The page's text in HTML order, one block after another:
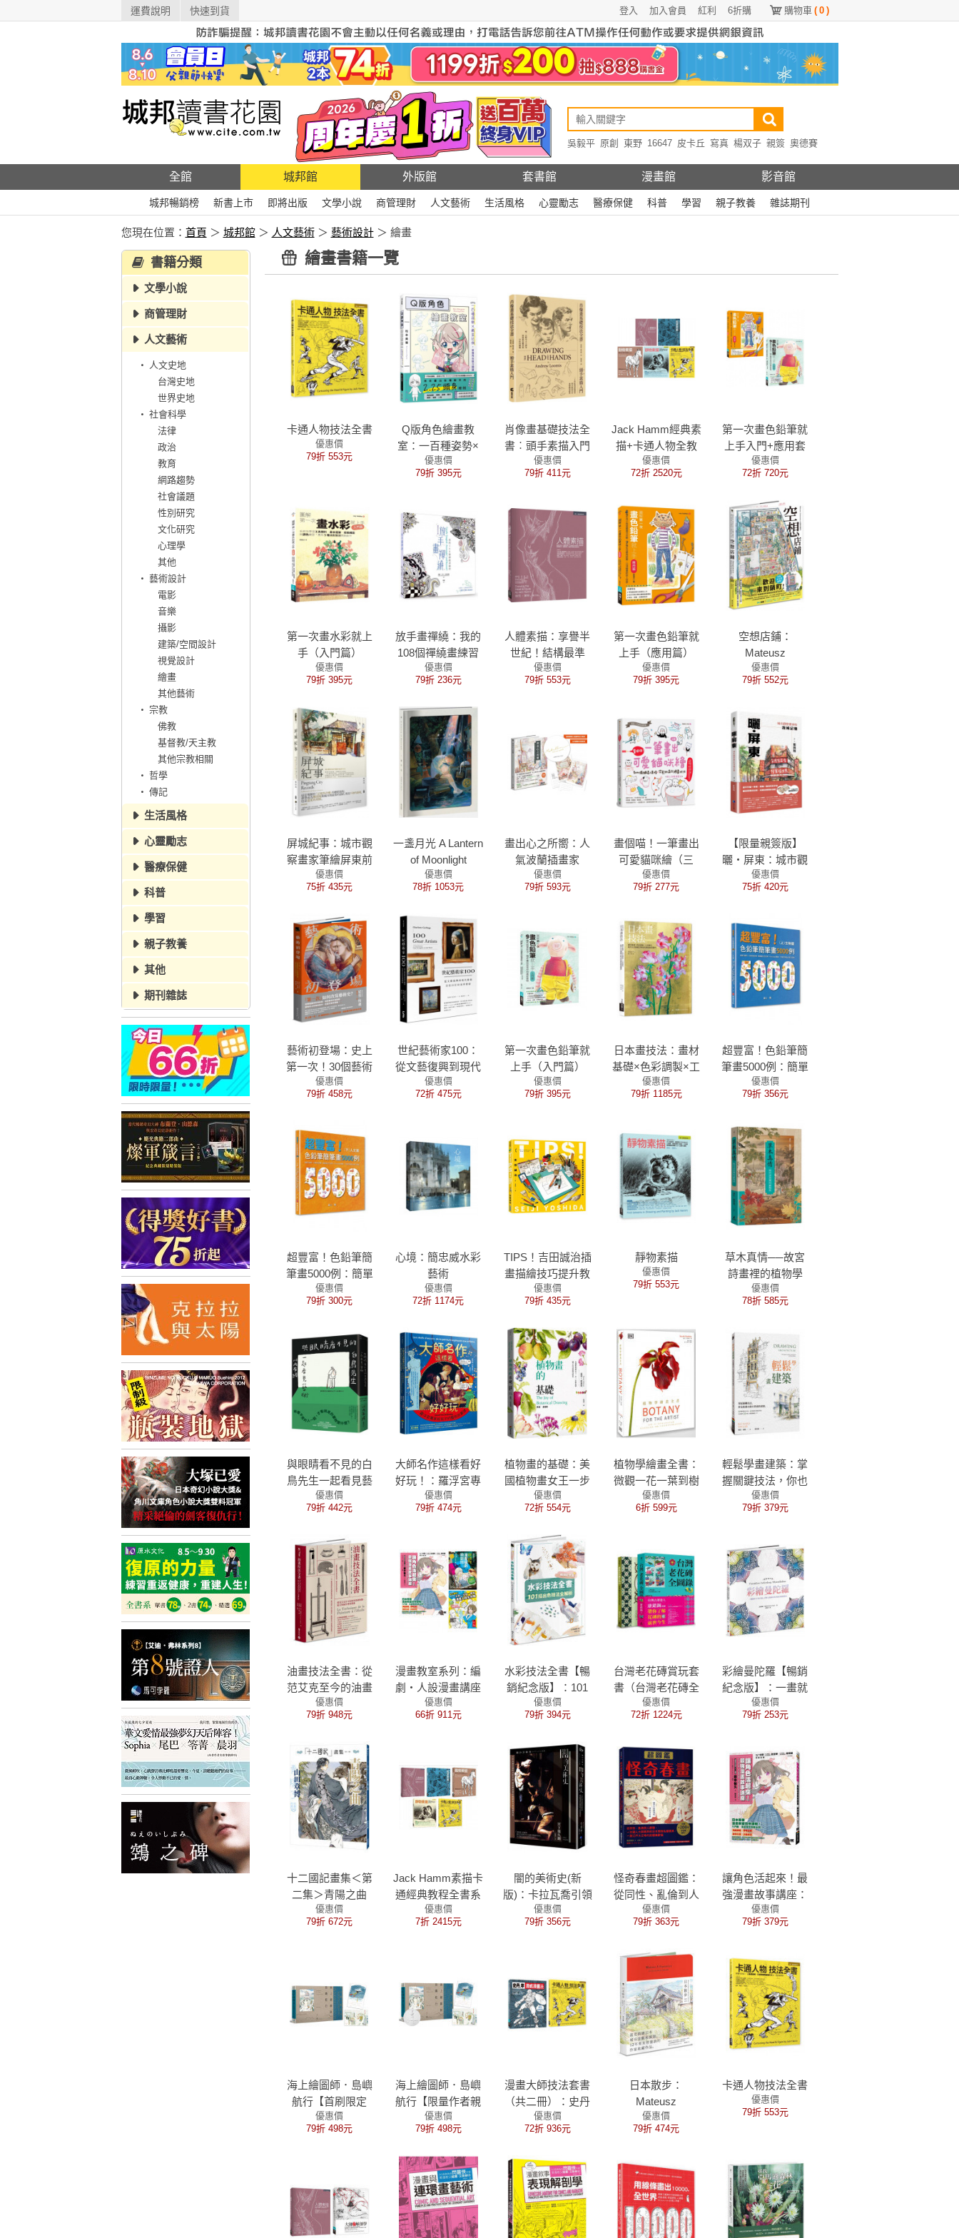
運費說明 快速到貨 購物車 ( 0 )
6折購
紅利
加入會員
登入
吳毅平 原創 東野 16647 皮卡丘 寫真 楊双子 親簽 奧德賽
全館 城邦館 外版館 套書館 漫畫館 影音館
城邦暢銷榜 新書上市 即將出版 文學小說 商管理財 人文藝術 生活風格 心靈勵志 醫療保健 科普 學習 親子教養 雜誌期刊
您現在位置： 首頁 ＞ 城邦館＞ 人文藝術＞ 藝術設計＞ 繪畫
書籍分類
文學小說
商管理財
人文藝術
人文史地
台灣史地
世界史地
社會科學
法律
政治
教育
網路趨勢
社會議題
性別研究
文化研究
心理學
其他
藝術設計
電影
音樂
攝影
建築/空間設計
視覺設計
繪畫
其他藝術
宗教
佛教
基督教/天主教
其他宗教相關
哲學
傳記
生活風格
心靈勵志
醫療保健
科普
學習
親子教養
其他
期刊雜誌
繪畫書籍一覽
卡通人物技法全書
優惠價
79折 553元
Q版角色繪畫教
室：一百種姿勢×
黃金比例，掌握角
色魅力關鍵
優惠價
79折 395元
肖像畫基礎技法全
書︰頭手素描入門
【人物素描學習者
必備的經典指南】
優惠價
79折 411元
Jack Hamm經典素
描+卡通人物全教
程（共五冊）：人
體素描+風景素描
描+卡通人物技法
全書
優惠價
72折 2520元
第一次畫色鉛筆就
上手入門+應用套
書（共二冊）：畫
色鉛筆入門篇+畫
優惠價
72折 720元
第一次畫水彩就上
手（入門篇）
優惠價
79折 395元
放手畫禪繞：我的
108個禪繞畫練習
【暢銷紀念版】
優惠價
79折 236元
人體素描：享譽半
世紀！結構最準
確、形神最到位的
經典人像畫教程，
的全套技法
優惠價
79折 553元
第一次畫色鉛筆就
上手（應用篇）
優惠價
79折 395元
空想店鋪：
Mateusz
Urbanowicz 手繪
作品集III
優惠價
79折 552元
屏城紀事：城市觀
察畫家筆繪屏東前
世今生
優惠價
75折 435元
一盞月光 A Lantern
of Moonlight
優惠價
78折 1053元
畫出心之所嚮：人
氣波蘭插畫家
Mateusz
Urbanowicz 的創
隨書贈暖心插畫明
信片兩款）
優惠價
79折 593元
畫個喵！一筆畫出
可愛貓咪繪（三
版）：2000張貓星
人表情X姿態的萌
優惠價
79折 277元
【限量親簽版】
曬‧屏東：城市觀
察畫家的我城記憶
優惠價
75折 420元
藝術初登場：史上
第一次！30個藝術
史上的開創時刻，
改變我們看世界的
優惠價
79折 458元
世紀藝術家100：
從文藝復興到現代
藝術，百位巨匠的
美學探索
優惠價
72折 475元
第一次畫色鉛筆就
上手（入門篇）
優惠價
79折 395元
日本畫技法：畫材
基礎×色彩調製×工
序著色，創作日式
優雅又時尚的貴族
優惠價
79折 1185元
超豐富！色鉛筆簡
筆畫5000例：簡單
又實用，只要4個
步驟，輕鬆畫出全
繪、手繪初學者必
備工具書（上）生
物篇
優惠價
79折 356元
超豐富！色鉛筆簡
筆畫5000例：簡單
又實用，只要4個
步驟，輕鬆畫出全
繪、手繪初學者必
備工具書（下）人
文篇
優惠價
79折 300元
心境：簡忠威水彩
藝術
優惠價
72折 1174元
TIPS！吉田誠治插
畫描繪技巧提升教
學手冊
優惠價
79折 435元
靜物素描
優惠價
79折 553元
草木真情──故宮
詩畫裡的植物學
優惠價
78折 585元
與眼睛看不見的白
鳥先生一起看見藝
術：和全盲藝術鑑
賞者白鳥健二一同
以對話鑑賞，並以
藝術連結人與人、
人與社群的旅程
優惠價
79折 442元
大師名作這樣看好
好玩！：羅浮宮專
家給孩子的藝術啟
蒙課
優惠價
79折 474元
植物畫的基礎：美
國植物畫女王一步
一步教你畫葉子花
朵果實及更多（華
優惠價
72折 554元
植物學繪畫全書：
微觀一花一葉到樹
木的枝芽結構，帶
你掌握從風格、構
優惠價
6折 599元
輕鬆學畫建築：掌
握關鍵技法，你也
能畫出最有質感的
建築
優惠價
79折 379元
油畫技法全書：從
范艾克至今的油畫
基礎知識、配方與
操作專業實務
優惠價
79折 948元
漫畫教室系列：編
劇‧人設漫畫講座
套書（共3本）
優惠價
66折 911元
水彩技法全書【暢
銷紀念版】：101
招出色技法全解析
優惠價
79折 394元
台灣老花磚賞玩套
書（台灣老花磚全
圖錄+著色台灣舊
日風情）
優惠價
72折 1224元
彩繪曼陀羅【暢銷
紀念版】：一畫就
停不下來，靜心、
舒壓又療癒的神奇
優惠價
79折 253元
十二國記畫集＜第
二集＞青陽之曲
優惠價
79折 672元
Jack Hamm素描卡
通經典教程全書系
（共五冊）：人體
素描＋風景素描＋
優惠價
7折 2415元
闇的美術史(新
版)：卡拉瓦喬引領
的光影革命，創造
繪畫裡的戲劇張力
優惠價
79折 356元
怪奇春畫超圖鑑：
從同性、亂倫到人
獸戀，一本讓人大
開眼界的日本情色
戶大正時代的極樂
歡愉
優惠價
79折 363元
讓角色活起來！最
強漫畫故事講座：
打造人物性格、強
化劇情架構，新手
作法！
優惠價
79折 379元
海上繪圖師．島嶼
航行【首刷限定
《航海》精美明信
片組】
優惠價
79折 498元
海上繪圖師．島嶼
航行【限量作者親
簽書+首刷限定
《航海》精美明信
優惠價
79折 498元
漫畫大師技法套書
（共二冊）：史丹
李漫威漫畫法＋卡
通人物技法全書
優惠價
72折 936元
日本散步：
Mateusz
Urbanowicz
Sketches
優惠價
79折 474元
卡通人物技法全書
優惠價
79折 553元